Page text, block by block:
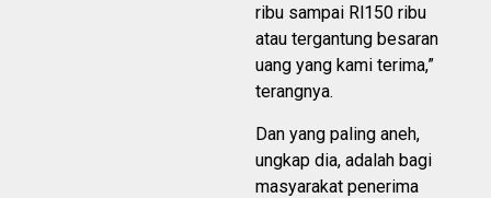
ribu sampai Rl150 ribu
atau tergantung besaran
uang yang kami terima,”
terangnya.
Dan yang paling aneh,
ungkap dia, adalah bagi
masyarakat penerima